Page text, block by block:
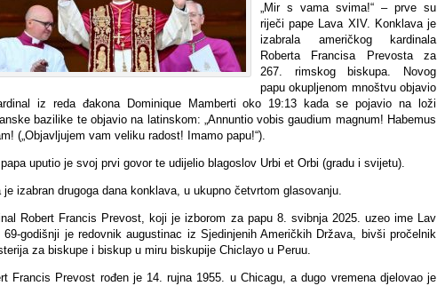
„Mir s vama svima!“ – prve su
riječi pape Lava XIV. Konklava je
izabrala američkog kardinala
Roberta Francisa Prevosta za
267. rimskog biskupa. Novog
papu okupljenom mnoštvu objavio
iz reda đakona Dominique Mamberti oko 19:13 kada se pojavio na loži
bazilike te objavio na latinskom: „Annuntio vobis gaudium magnum! Habemus
(„Objavljujem vam veliku radost! Imamo papu!“).
uputio je svoj prvi govor te udijelio blagoslov Urbi et Orbi (gradu i svijetu).
je izabran drugoga dana konklava, u ukupno četvrtom glasovanju.
Robert Francis Prevost, koji je izborom za papu 8. svibnja 2025. uzeo ime Lav
69-godišnji je redovnik augustinac iz Sjedinjenih Američkih Država, bivši pročelnik
za biskupe i biskup u miru biskupije Chiclayo u Peruu.
Francis Prevost rođen je 14. rujna 1955. u Chicagu, a dugo vremena djelovao je